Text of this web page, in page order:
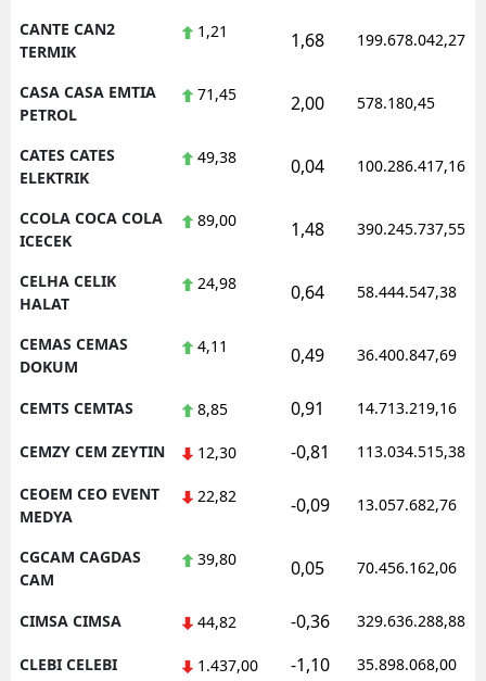
CANTE CAN2
TERMIK
1,21 1,68 199.678.042,27
CASA CASA EMTIA
PETROL
71,45 2,00 578.180,45
CATES CATES
ELEKTRIK
49,38 0,04 100.286.417,16
CCOLA COCA COLA
ICECEK
89,00 1,48 390.245.737,55
CELHA CELIK
HALAT
24,98 0,64 58.444.547,38
CEMAS CEMAS
DOKUM
4,11 0,49 36.400.847,69
CEMTS CEMTAS 8,85 0,91 14.713.219,16
CEMZY CEM ZEYTIN 12,30 -0,81 113.034.515,38
CEOEM CEO EVENT
MEDYA
22,82 -0,09 13.057.682,76
CGCAM CAGDAS
CAM
39,80 0,05 70.456.162,06
CIMSA CIMSA 44,82 -0,36 329.636.288,88
CLEBI CELEBI 1.437,00 -1,10 35.898.068,00